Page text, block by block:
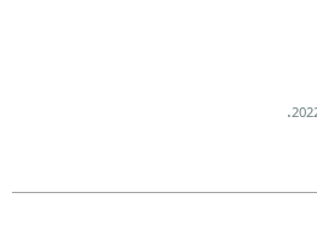
.